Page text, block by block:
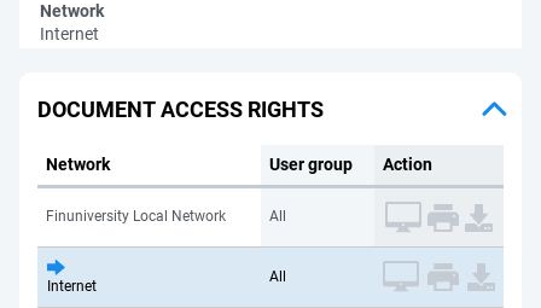
Network
Internet
DOCUMENT ACCESS RIGHTS
Network User group Action
Finuniversity Local Network All
Internet
All